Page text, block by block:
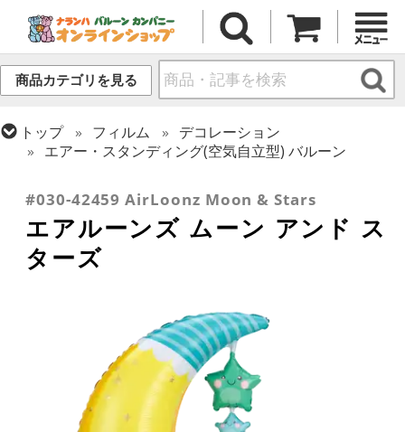
商品カテゴリを見る
トップ フィルム
デコレーション
エアー・スタンディング(空気自立型) バルーン
#030-42459 AirLoonz Moon & Stars
エアルーンズ ムーン アンド ス
ターズ